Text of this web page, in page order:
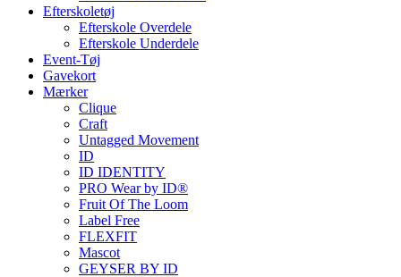
Efterskoletøj
Efterskole Overdele
Efterskole Underdele
Event-Tøj
Gavekort
Mærker
Clique
Craft
Untagged Movement
ID
ID IDENTITY
PRO Wear by ID®
Fruit Of The Loom
Label Free
FLEXFIT
Mascot
GEYSER BY ID